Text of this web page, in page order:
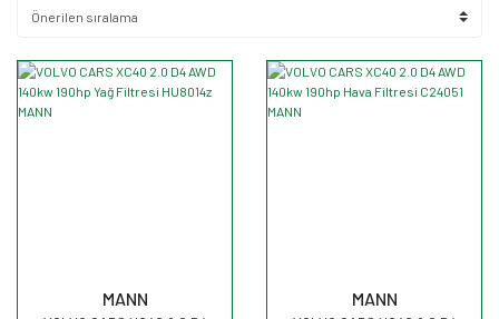
MANN MANN